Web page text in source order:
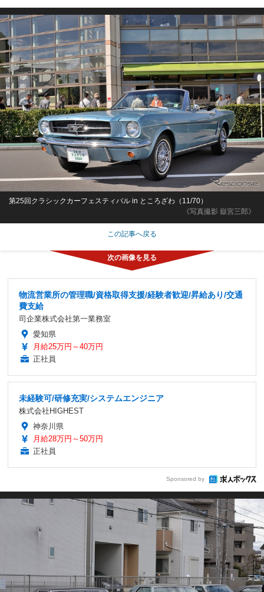
《写真撮影 嶽宮三郎》
第25回クラシックカーフェスティバル in ところざわ（11/70）
この記事へ戻る
物流営業所の管理職/資格取得支援/経験者歓迎/昇給あり/交通
費支給
司企業株式会社第一業務室
愛知県
月給25万円～40万円
正社員
未経験可/研修充実/システムエンジニア
株式会社HIGHEST
神奈川県
月給28万円～50万円
正社員
Sponsored by